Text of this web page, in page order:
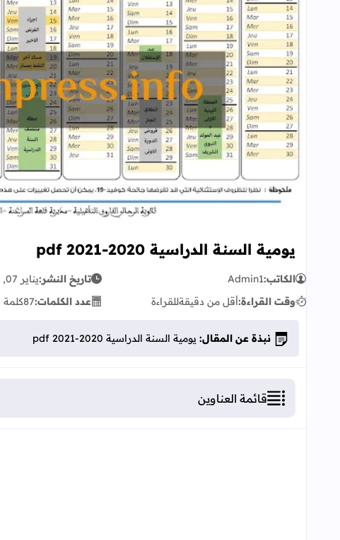
يومية السنة الدراسية 2020-2021 pdf
الكاتب:Admin1 تاريخ النشر:يناير 07, 2021
وقت القراءة:أقل من دقيقةللقراءة عدد الكلمات:87كلمة
نبذة عن المقال: يومية السنة الدراسية 2020-2021 pdf
قائمة العناوين